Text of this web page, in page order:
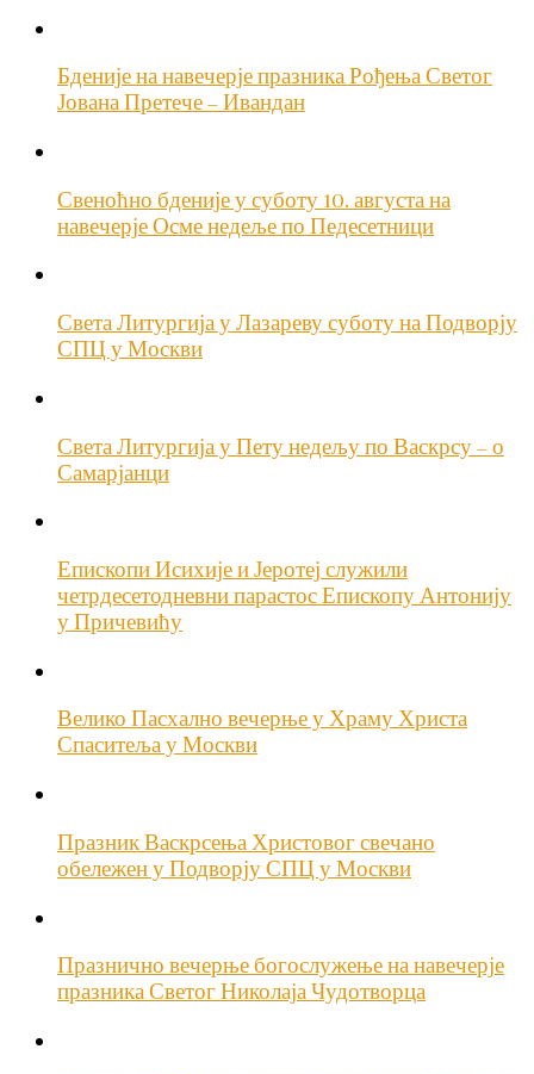
Бденије на навечерје празника Рођења Светог
Јована Претече – Ивандан
Свеноћно бденије у суботу 10. августа на
навечерје Осме недеље по Педесетници
Света Литургија у Лазареву суботу на Подворју
СПЦ у Москви
Света Литургија у Пету недељу по Васкрсу – о
Самарјанци
Епископи Исихије и Јеротеј служили
четрдесетодневни парастос Епископу Антонију
у Причевићу
Велико Пасхално вечерње у Храму Христа
Спаситеља у Москви
Празник Васкрсења Христовог свечано
обележен у Подворју СПЦ у Москви
Празнично вечерње богослужење на навечерје
празника Светог Николаја Чудотворца